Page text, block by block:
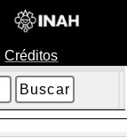
Créditos